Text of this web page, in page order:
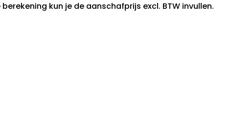
kun je de aanschafprijs excl. BTW invullen.